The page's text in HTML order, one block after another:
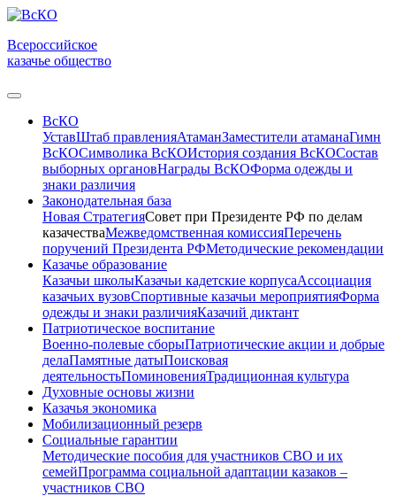
Всероссийское
казачье общество
ВсКО
УставШтаб правленияАтаманЗаместители атаманаГимн
ВсКОСимволика ВсКОИстория создания ВсКОСостав
выборных органовНаграды ВсКОФорма одежды и
знаки различия
Законодательная база
Новая СтратегияСовет при Президенте РФ по делам
казачестваМежведомственная комиссияПеречень
поручений Президента РФМетодические рекомендации
Казачье образование
Казачьи школыКазачьи кадетские корпусаАссоциация
казачьих вузовСпортивные казачьи мероприятияФорма
одежды и знаки различияКазачий диктант
Патриотическое воспитание
Военно-полевые сборыПатриотические акции и добрые
делаПамятные датыПоисковая
деятельностьПоминовенияТрадиционная культура
Духовные основы жизни
Казачья экономика
Мобилизационный резерв
Социальные гарантии
Методические пособия для участников СВО и их
семейПрограмма социальной адаптации казаков –
участников СВО